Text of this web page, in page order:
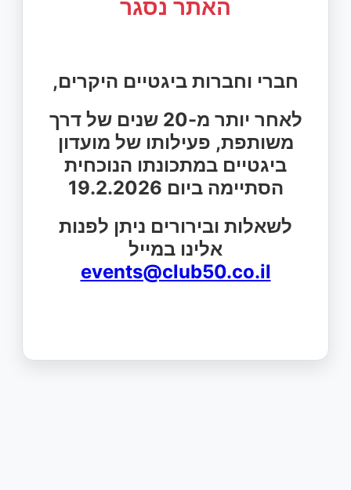
האתר נסגר
חברי וחברות ביגטיים היקרים,
לאחר יותר מ-20 שנים של דרך
משותפת, פעילותו של מועדון
ביגטיים במתכונתו הנוכחית
הסתיימה ביום 19.2.2026
לשאלות ובירורים ניתן לפנות
אלינו במייל
events@club50.co.il